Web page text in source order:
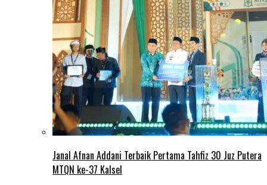
Janal Afnan Addani Terbaik Pertama Tahfiz 30 Juz Putera
MTQN ke-37 Kalsel